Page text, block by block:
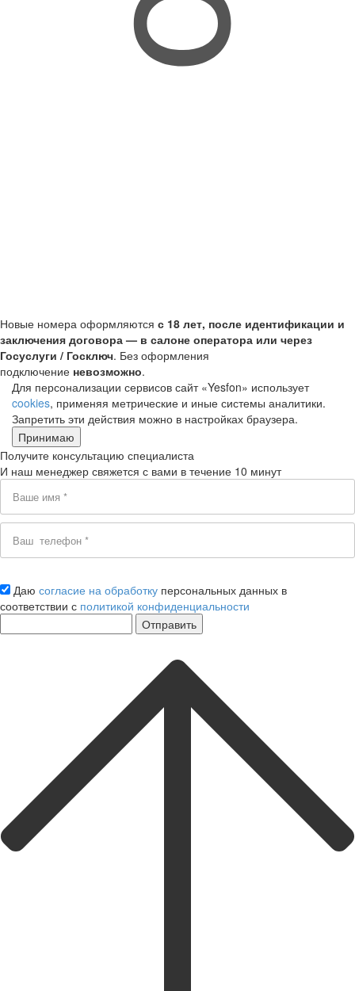
Новые номера оформляются с 18 лет, после идентификации и
заключения договора — в салоне оператора или через
Госуслуги / Госключ. Без оформления
подключение невозможно.
Для персонализации сервисов сайт «Yesfon» использует
cookies, применяя метрические и иные системы аналитики.
Запретить эти действия можно в настройках браузера.
Принимаю
Получите консультацию специалиста
И наш менеджер свяжется с вами в течение 10 минут
Даю согласие на обработку персональных данных в
соответствии с политикой конфиденциальности